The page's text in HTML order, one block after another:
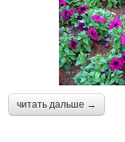
читать дальше →